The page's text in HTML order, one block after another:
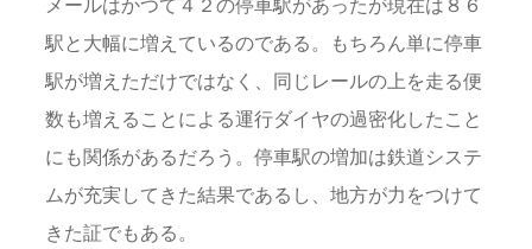
メールはかつて４２の停車駅があったが現在は８６
駅と大幅に増えているのである。もちろん単に停車
駅が増えただけではなく、同じレールの上を走る便
数も増えることによる運行ダイヤの過密化したこと
にも関係があるだろう。停車駅の増加は鉄道システ
ムが充実してきた結果であるし、地方が力をつけて
きた証でもある。